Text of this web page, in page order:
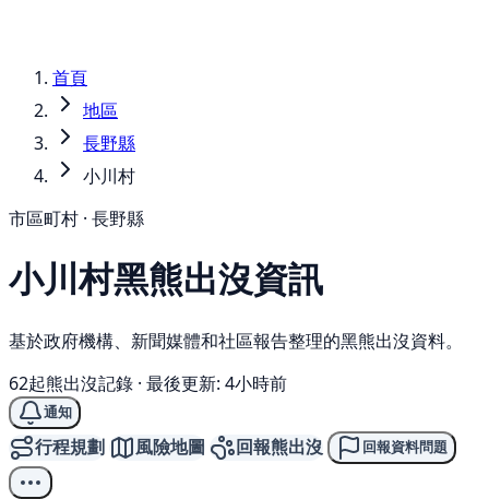
首頁
地區
長野縣
小川村
市區町村 · 長野縣
小川村黑熊出沒資訊
基於政府機構、新聞媒體和社區報告整理的黑熊出沒資料。
62起熊出沒記錄 · 最後更新: 4小時前
通知
行程規劃 風險地圖 回報熊出沒 回報資料問題